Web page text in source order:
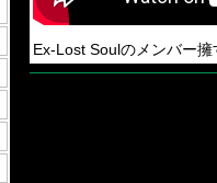
Ex-Lost Soulのメンバー